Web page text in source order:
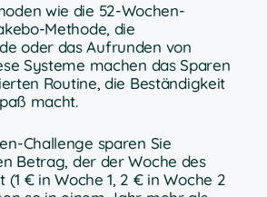
wie die 52-Wochen-
Methode, die
oder das Aufrunden von
Systeme machen das Sparen
Routine, die Beständigkeit
macht.
Challenge sparen Sie
Betrag, der der Woche des
€ in Woche 1, 2 € in Woche 2